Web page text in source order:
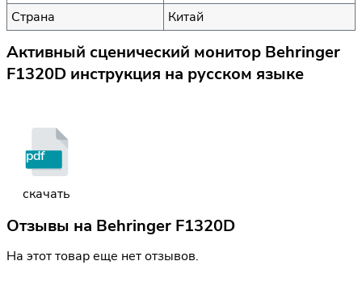
Страна
Китай
Активный сценический монитор Behringer
F1320D инструкция на русском языке
pdf
скачать
Отзывы на Behringer F1320D
На этот товар еще нет отзывов.